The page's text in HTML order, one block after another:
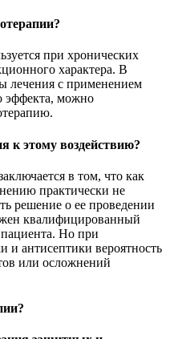
при хронических
характера. В
лечения с применением
эффекта, можно
к этому воздействию?
в том, что как
практически не
решение о ее проведении
квалифицированный
пациента. Но при
и антисептики вероятность
или осложнений